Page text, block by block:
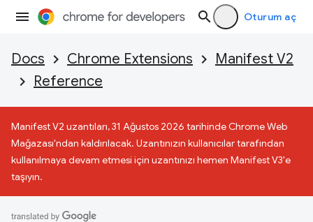
Oturum aç
Docs Chrome Extensions
Manifest V2
Reference
Manifest V2 uzantıları, 31 Ağustos 2026 tarihinde Chrome Web
Mağazası'ndan kaldırılacak. Uzantınızın kullanıcılar tarafından
kullanılmaya devam etmesi için uzantınızı hemen Manifest V3'e
taşıyın.